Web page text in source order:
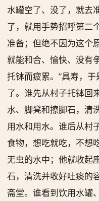
水罐空了、没了，就去
了，就用手势招呼第二
准备；但绝不因为这个
就能和合、愉快、没有
托钵而疲累。”具寿，
了。谁先从村子托钵回
水、脚凳和擦脚石，清
用水和用水。谁后从村
食物，想吃就吃，不想
无虫的水中；他就收起
石，清洗并收好吐痰的
斋堂。谁看到饮用水罐